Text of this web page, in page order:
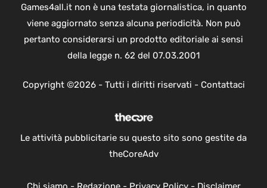
Games4all.it non è una testata giornalistica, in quanto
viene aggiornato senza alcuna periodicità. Non può
pertanto considerarsi un prodotto editoriale ai sensi
della legge n. 62 del 07.03.2001
Copyright ©2026 - Tutti i diritti riservati - Contattaci
Le attività pubblicitarie su questo sito sono gestite da
theCoreAdv